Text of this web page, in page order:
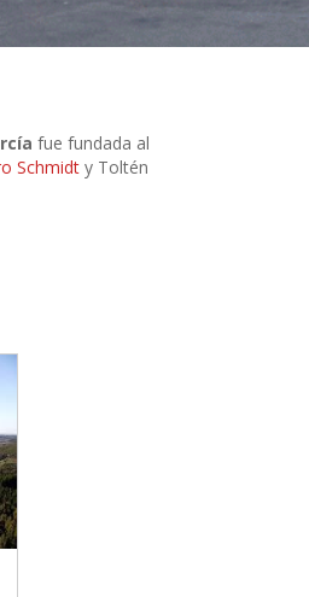
fue fundada al
Schmidt y Toltén